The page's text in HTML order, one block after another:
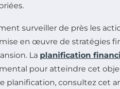
surveiller de près les
en œuvre de stratégies
La planification
pour atteindre cet
planification, consultez cet